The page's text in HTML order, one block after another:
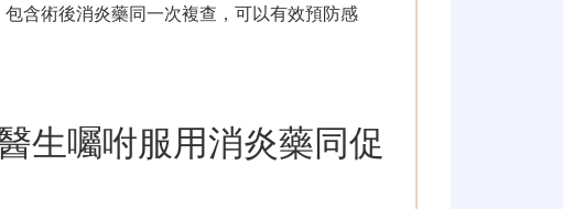
含術後消炎藥同一次複查，可以有效預防感
生囑咐服用消炎藥同促